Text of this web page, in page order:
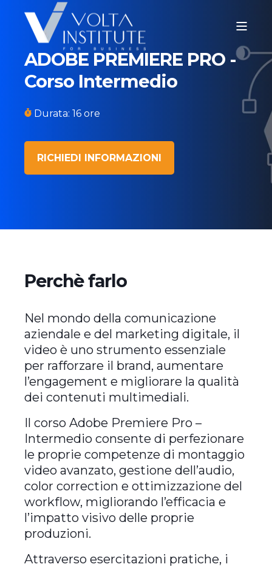
ADOBE PREMIERE PRO -
Corso Intermedio
Durata: 16 ore
RICHIEDI INFORMAZIONI
Perchè farlo
Nel mondo della comunicazione
aziendale e del marketing digitale, il
video è uno strumento essenziale
per rafforzare il brand, aumentare
l’engagement e migliorare la qualità
dei contenuti multimediali.
Il corso Adobe Premiere Pro –
Intermedio consente di perfezionare
le proprie competenze di montaggio
video avanzato, gestione dell’audio,
color correction e ottimizzazione del
workflow, migliorando l’efficacia e
l’impatto visivo delle proprie
produzioni.
Attraverso esercitazioni pratiche, i